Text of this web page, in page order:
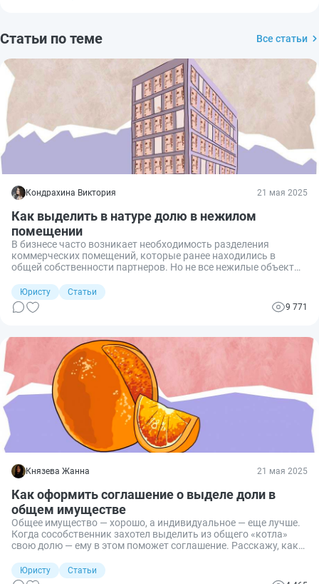
Статьи по теме Все статьи
Кондрахина Виктория 21 мая 2025
Как выделить в натуре долю в нежилом
помещении
В бизнесе часто возникает необходимость разделения
коммерческих помещений, которые ранее находились в
общей собственности партнеров. Но не все нежилые объекты
сталкиваются с трудностями при реализации этого процесса.
Расскажу, в каких случаях возможен выдел в натуре доли в
нежилом помещении и как это сделать.
Юристу
Статьи
9 771
Князева Жанна 21 мая 2025
Как оформить соглашение о выделе доли в
общем имуществе
Общее имущество — хорошо, а индивидуальное — еще лучше.
Когда сособственник захотел выделить из общего «котла»
свою долю — ему в этом поможет соглашение. Расскажу, как
Юристу
Статьи